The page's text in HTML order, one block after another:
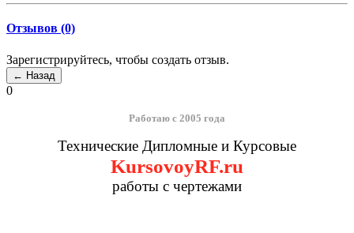
Отзывов (0)
Зарегистрируйтесь, чтобы создать отзыв.
0
Работаю с 2005 года
Технические Дипломные и Курсовые
KursovoyRF.ru
работы с чертежами